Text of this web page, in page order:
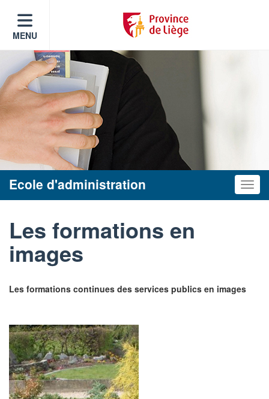
MENU
Ecole d'administration
Les formations en
images
Les formations continues des services publics en images